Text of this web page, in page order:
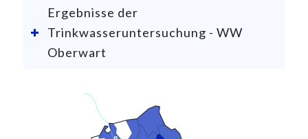
Ergebnisse der
Trinkwasseruntersuchung - WW
Oberwart